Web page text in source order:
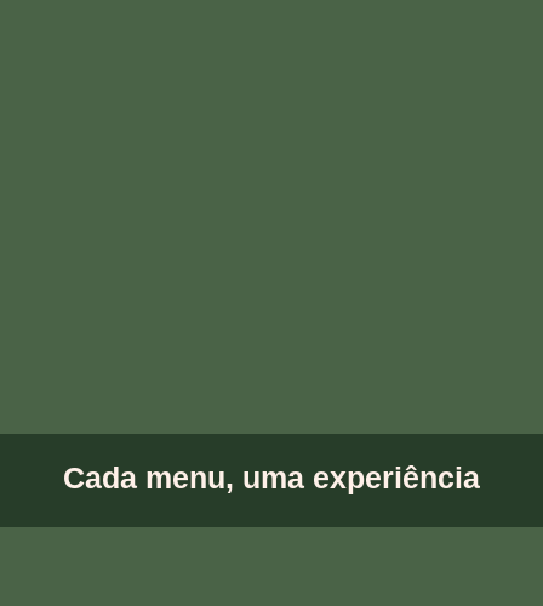
Cada menu, uma experiência